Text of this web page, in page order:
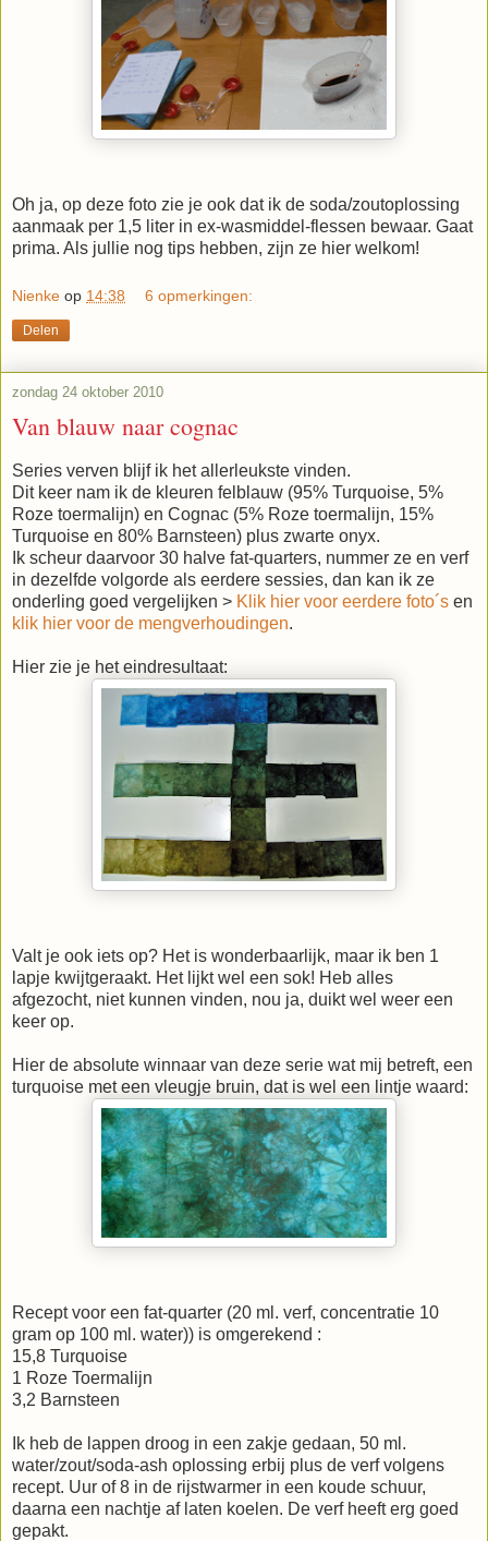
Oh ja, op deze foto zie je ook dat ik de soda/zoutoplossing
aanmaak per 1,5 liter in ex-wasmiddel-flessen bewaar. Gaat
prima. Als jullie nog tips hebben, zijn ze hier welkom!
Nienke op 14:38 6 opmerkingen:
Delen
zondag 24 oktober 2010
Van blauw naar cognac
Series verven blijf ik het allerleukste vinden.
Dit keer nam ik de kleuren felblauw (95% Turquoise, 5%
Roze toermalijn) en Cognac (5% Roze toermalijn, 15%
Turquoise en 80% Barnsteen) plus zwarte onyx.
Ik scheur daarvoor 30 halve fat-quarters, nummer ze en verf
in dezelfde volgorde als eerdere sessies, dan kan ik ze
onderling goed vergelijken > Klik hier voor eerdere foto´s en
klik hier voor de mengverhoudingen.
Hier zie je het eindresultaat:
Valt je ook iets op? Het is wonderbaarlijk, maar ik ben 1
lapje kwijtgeraakt. Het lijkt wel een sok! Heb alles
afgezocht, niet kunnen vinden, nou ja, duikt wel weer een
keer op.
Hier de absolute winnaar van deze serie wat mij betreft, een
turquoise met een vleugje bruin, dat is wel een lintje waard:
Recept voor een fat-quarter (20 ml. verf, concentratie 10
gram op 100 ml. water)) is omgerekend :
15,8 Turquoise
1 Roze Toermalijn
3,2 Barnsteen
Ik heb de lappen droog in een zakje gedaan, 50 ml.
water/zout/soda-ash oplossing erbij plus de verf volgens
recept. Uur of 8 in de rijstwarmer in een koude schuur,
daarna een nachtje af laten koelen. De verf heeft erg goed
gepakt.